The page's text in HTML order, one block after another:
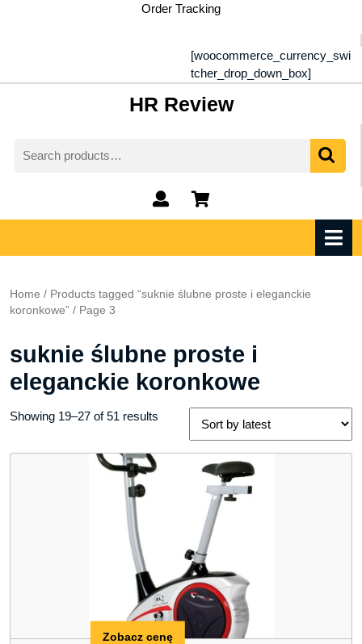
Order Tracking
[woocommerce_currency_swi
tcher_drop_down_box]
HR Review
for:
My
Account
shopping
cart
Home / Products tagged “suknie ślubne proste i eleganckie
koronkowe” / Page 3
suknie ślubne proste i
eleganckie koronkowe
Showing 19–27 of 51 results
Zobacz cenę